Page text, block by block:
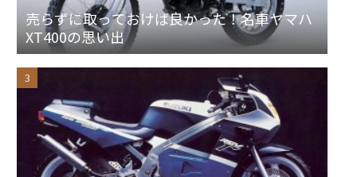
売らずに取っておけば良かった！名車ヤマハ
XT400の思い出